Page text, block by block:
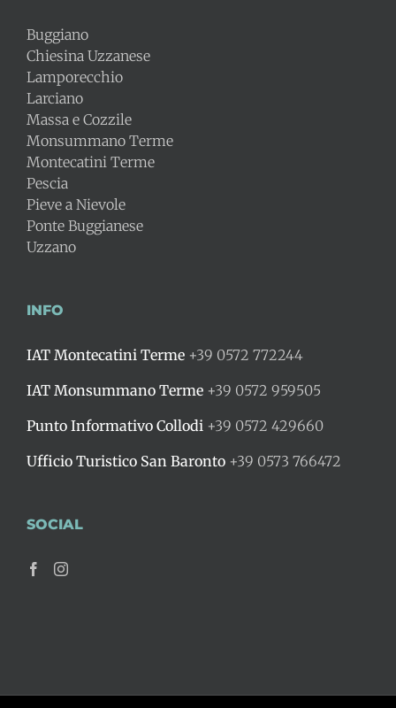
Buggiano
Chiesina Uzzanese
Lamporecchio
Larciano
Massa e Cozzile
Monsummano Terme
Montecatini Terme
Pescia
Pieve a Nievole
Ponte Buggianese
Uzzano
INFO
IAT Montecatini Terme +39 0572 772244
IAT Monsummano Terme +39 0572 959505
Punto Informativo Collodi +39 0572 429660
Ufficio Turistico San Baronto +39 0573 766472
SOCIAL